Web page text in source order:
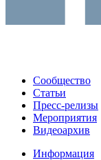
Сообщество
Статьи
Пресс-релизы
Мероприятия
Видеоархив
Информация